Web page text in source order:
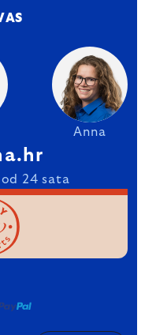
Anna
24 sata